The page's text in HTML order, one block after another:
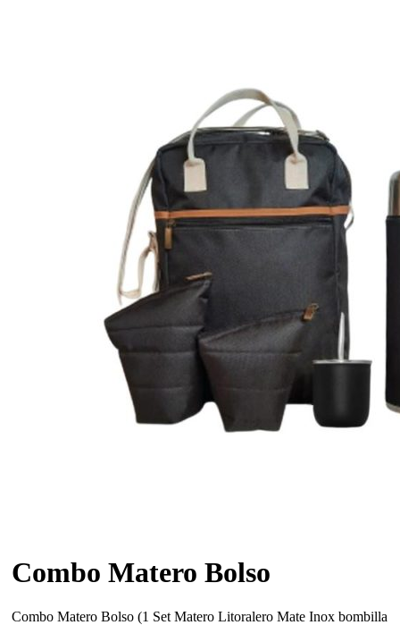
Combo Matero Bolso
Combo Matero Bolso (1 Set Matero Litoralero Mate Inox bombilla